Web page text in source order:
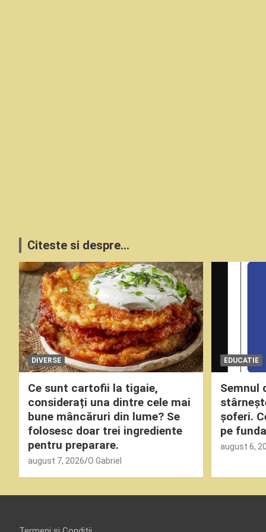
Citeste si despre...
DIVERSE
Ce sunt cartofii la tigaie,
considerați una dintre cele mai
bune mâncăruri din lume? Se
folosesc doar trei ingrediente
pentru preparare.
august 7, 2026 O Gabriel
EDUCATIE
Semnul
șoferi.
pe
august 6,